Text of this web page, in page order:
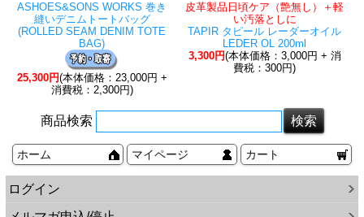
ASHOES&SONS WORKS 巻き
縫いデニムトートバッグ
(ROLLED SEAM DENIM TOTE
BAG)
25,300円(本体価格：23,000円 +
消費税：2,300円)
皮革製品日頃ケア（艶無し）＋軽
い汚落としに
TAPIR タピール レーダーオイル
LEDER OL 200ml
3,300円(本体価格：3,000円 + 消
費税：300円)
商品検索
ホーム マイページ カート
ログイン